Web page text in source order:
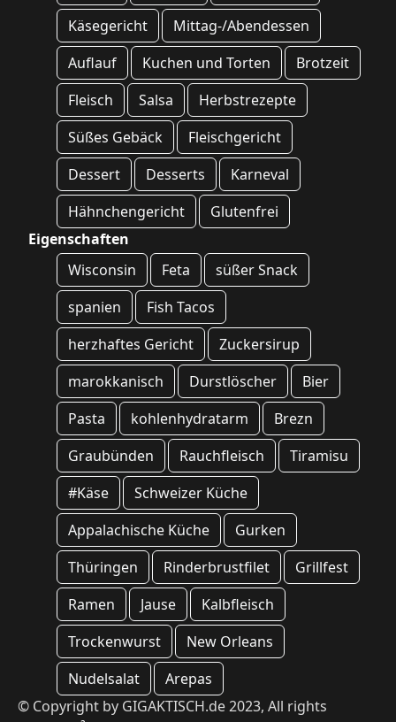
Käsegericht
Mittag-/Abendessen
Auflauf
Kuchen und Torten
Brotzeit
Fleisch
Salsa
Herbstrezepte
Süßes Gebäck
Fleischgericht
Dessert
Desserts
Karneval
Hähnchengericht
Glutenfrei
Eigenschaften
Wisconsin
Feta
süßer Snack
spanien
Fish Tacos
herzhaftes Gericht
Zuckersirup
marokkanisch
Durstlöscher
Bier
Pasta
kohlenhydratarm
Brezn
Graubünden
Rauchfleisch
Tiramisu
#Käse
Schweizer Küche
Appalachische Küche
Gurken
Thüringen
Rinderbrustfilet
Grillfest
Ramen
Jause
Kalbfleisch
Trockenwurst
New Orleans
Nudelsalat
Arepas
© Copyright by GIGAKTISCH.de 2023, All rights